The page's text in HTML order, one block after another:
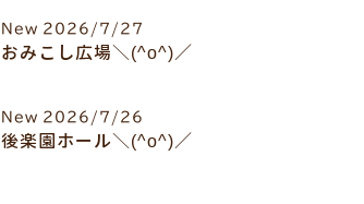
New 2026/7/27
おみこし広場＼(^o^)／
New 2026/7/26
後楽園ホール＼(^o^)／